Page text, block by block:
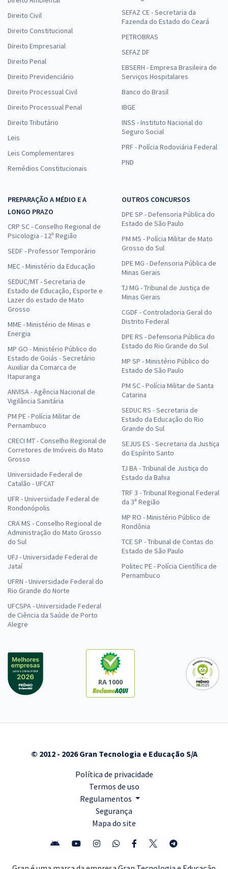
Direito Civil
Direito Constitucional
Direito Empresarial
Direito Penal
Direito Previdenciário
Direito Processual Civil
Direito Processual Penal
Direito Tributário
Leis
Leis Complementares
Remédios Constitucionais
SEFAZ CE - Secretaria da
Fazenda do Estado do Ceará
PETROBRAS
SEFAZ DF
EBSERH - Empresa Brasileira de
Serviços Hospitalares
Banco do Brasil
IBGE
INSS - Instituto Nacional do
Seguro Social
PRF - Polícia Rodoviária Federal
PND
PREPARAÇÃO A MÉDIO E A
LONGO PRAZO
CRP SC - Conselho Regional de
Psicologia - 12ª Região
SEDF - Professor Temporário
MEC - Ministério da Educação
SEDUC/MT - Secretaria de
Estado de Educação, Esporte e
Lazer do estado de Mato
Grosso
MME - Ministério de Minas e
Energia
MP GO - Ministério Público do
Estado de Goiás - Secretário
Auxiliar da Comarca de
Itapuranga
ANVISA - Agência Nacional de
Vigilância Sanitária
PM PE - Polícia Militar de
Pernambuco
CRECI MT - Conselho Regional de
Corretores de Imóveis do Mato
Grosso
Universidade Federal de
Catalão - UFCAT
UFR - Universidade Federal de
Rondonópolis
CRA MS - Conselho Regional de
Administração do Mato Grosso
do Sul
UFJ - Universidade Federal de
Jataí
UFRN - Universidade Federal do
Rio Grande do Norte
UFCSPA - Universidade Federal
de Ciência da Saúde de Porto
Alegre
OUTROS CONCURSOS
DPE SP - Defensoria Pública do
Estado de São Paulo
PM MS - Polícia Militar de Mato
Grosso do Sul
DPE MG - Defensoria Pública de
Minas Gerais
TJ MG - Tribunal de Justiça de
Minas Gerais
CGDF - Controladoria Geral do
Distrito Federal
DPE RS - Defensoria Pública do
Estado do Rio Grande do Sul
MP SP - Ministério Público do
Estado de São Paulo
PM SC - Polícia Militar de Santa
Catarina
SEDUC RS - Secretaria de
Estado da Educação do Rio
Grande do Sul
SEJUS ES - Secretaria da Justiça
do Espírito Santo
TJ BA - Tribunal de Justiça do
Estado da Bahia
TRF 3 - Tribunal Regional Federal
da 3ª Região
MP RO - Ministério Público de
Rondônia
TCE SP - Tribunal de Contas do
Estado de São Paulo
Politec PE - Polícia Científica de
Pernambuco
RA 1000
© 2012 - 2026 Gran Tecnologia e Educação S/A
Política de privacidade
Termos de uso
Regulamentos
Segurança
Mapa do site